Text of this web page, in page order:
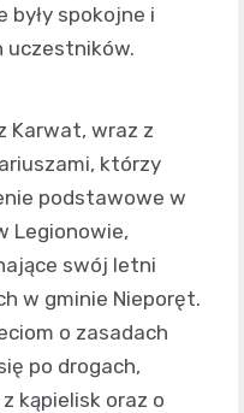
były spokojne i
uczestników.
Karwat, wraz z
którzy
podstawowe w
Legionowie,
swój letni
w gminie Nieporęt.
o zasadach
po drogach,
kąpielisk oraz o